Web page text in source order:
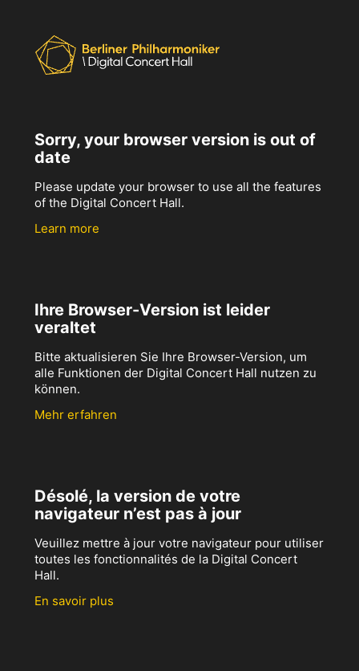
Sorry, your browser version is out of
date
Please update your browser to use all the features
of the Digital Concert Hall.
Learn more
Ihre Browser-Version ist leider
veraltet
Bitte aktualisieren Sie Ihre Browser-Version, um
alle Funktionen der Digital Concert Hall nutzen zu
können.
Mehr erfahren
Désolé, la version de votre
navigateur n’est pas à jour
Veuillez mettre à jour votre navigateur pour utiliser
toutes les fonctionnalités de la Digital Concert
Hall.
En savoir plus